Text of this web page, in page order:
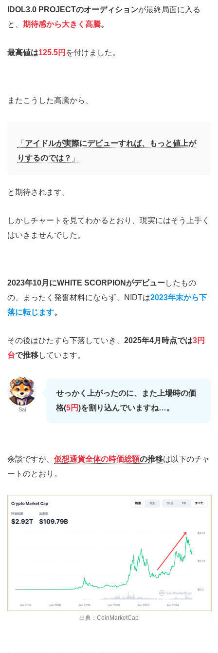
IDOL3.0 PROJECTのオーディションが最終局面に入る
と、 期待感から大きく高騰。
最高値は125.5円 を付けました。
またこうした高騰から、
「 アイドルが実際にデビューすれば、もっと値上が
りするのでは？ 」
と期待されます。
しかしチャートを見てわかるとおり、現実にはそう上手く
はいきませんでした。
2023年10月にWHITE SCORPIONがデビューしたもの
の、まったく発奮材料にならず、NIDTは2023年末から下
落に転じます。
その後はひたすら下落していき、 2025年4月時点では3円
台で推移しています。
Sai
せっかく上がったのに、また上場時の価
格(5円)を割り込んでいますね…。
余談ですが、 仮想通貨全体の時価総額の推移は以下のチャ
ートのとおり。
出典：CoinMarketCap